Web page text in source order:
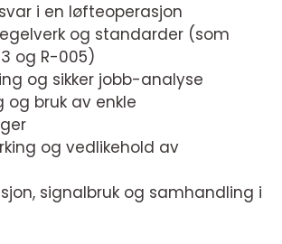
i en løfteoperasjon
og standarder (som
og R-005)
og sikker jobb-analyse
og bruk av enkle
og vedlikehold av
signalbruk og samhandling i